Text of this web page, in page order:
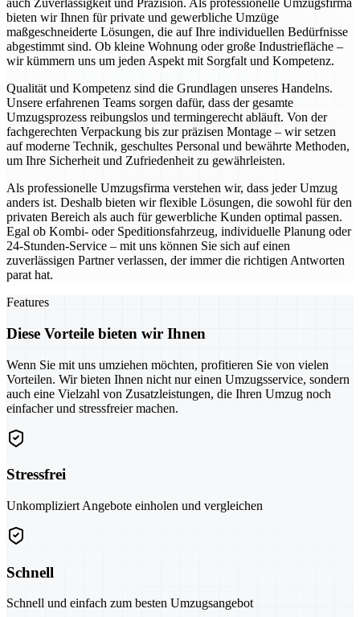
auch Zuverlässigkeit und Präzision. Als professionelle Umzugsfirma
bieten wir Ihnen für private und gewerbliche Umzüge
maßgeschneiderte Lösungen, die auf Ihre individuellen Bedürfnisse
abgestimmt sind. Ob kleine Wohnung oder große Industriefläche –
wir kümmern uns um jeden Aspekt mit Sorgfalt und Kompetenz.
Qualität und Kompetenz sind die Grundlagen unseres Handelns.
Unsere erfahrenen Teams sorgen dafür, dass der gesamte
Umzugsprozess reibungslos und termingerecht abläuft. Von der
fachgerechten Verpackung bis zur präzisen Montage – wir setzen
auf moderne Technik, geschultes Personal und bewährte Methoden,
um Ihre Sicherheit und Zufriedenheit zu gewährleisten.
Als professionelle Umzugsfirma verstehen wir, dass jeder Umzug
anders ist. Deshalb bieten wir flexible Lösungen, die sowohl für den
privaten Bereich als auch für gewerbliche Kunden optimal passen.
Egal ob Kombi- oder Speditionsfahrzeug, individuelle Planung oder
24-Stunden-Service – mit uns können Sie sich auf einen
zuverlässigen Partner verlassen, der immer die richtigen Antworten
parat hat.
Features
Diese Vorteile bieten wir Ihnen
Wenn Sie mit uns umziehen möchten, profitieren Sie von vielen
Vorteilen. Wir bieten Ihnen nicht nur einen Umzugsservice, sondern
auch eine Vielzahl von Zusatzleistungen, die Ihren Umzug noch
einfacher und stressfreier machen.
Stressfrei
Unkompliziert Angebote einholen und vergleichen
Schnell
Schnell und einfach zum besten Umzugsangebot